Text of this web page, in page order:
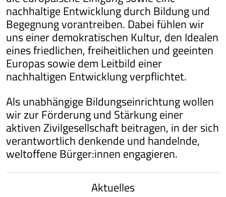
nachhaltige Entwicklung durch Bildung und
Begegnung vorantreiben. Dabei fühlen wir
uns einer demokratischen Kultur, den Idealen
eines friedlichen, freiheitlichen und geeinten
Europas sowie dem Leitbild einer
nachhaltigen Entwicklung verpflichtet.
Als unabhängige Bildungseinrichtung wollen
wir zur Förderung und Stärkung einer
aktiven Zivilgesellschaft beitragen, in der sich
verantwortlich denkende und handelnde,
weltoffene Bürger:innen engagieren.
Aktuelles